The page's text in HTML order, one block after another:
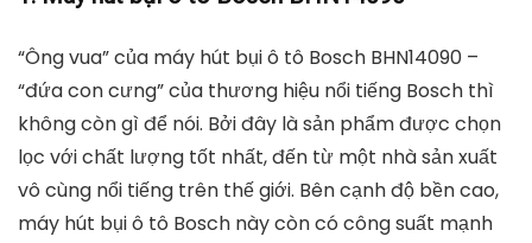
“Ông vua” của máy hút bụi ô tô Bosch BHN14090 –
“đứa con cưng” của thương hiệu nổi tiếng Bosch thì
không còn gì để nói. Bởi đây là sản phẩm được chọn
lọc với chất lượng tốt nhất, đến từ một nhà sản xuất
vô cùng nổi tiếng trên thế giới. Bên cạnh độ bền cao,
máy hút bụi ô tô Bosch này còn có công suất mạnh